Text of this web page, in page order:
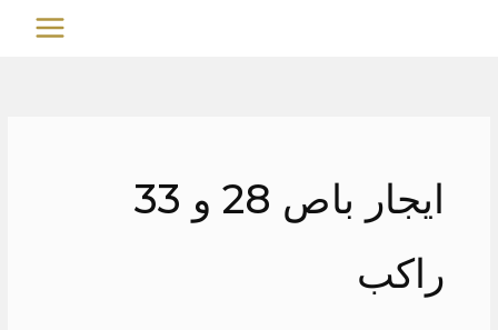
MAIN
ايجار باص 28 و 33
راكب